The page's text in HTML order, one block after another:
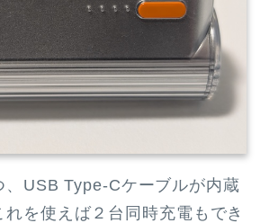
、USB Type-Cケーブルが内蔵
を使えば２台同時充電もでき